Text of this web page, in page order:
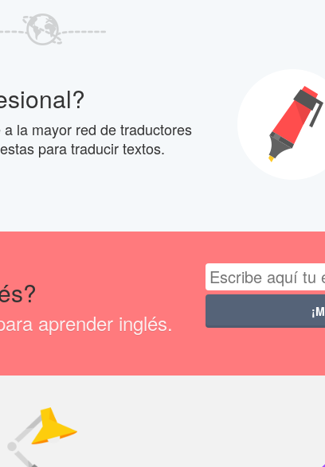
la mayor red de traductores
para traducir textos.
aprender inglés.